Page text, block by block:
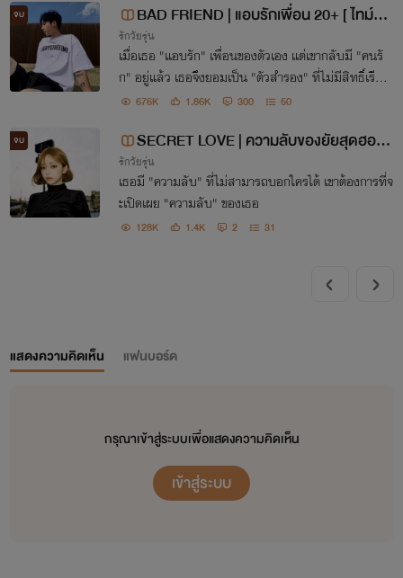
จบ
BAD FRIEND | แอบรักเพื่อน 20+ [ ไทม์ x
เวลา ]
รักวัยรุ่น
เมื่อเธอ "แอบรัก" เพื่อนของตัวเอง แต่เขากลับมี "คนรั
ก" อยู่แล้ว เธอจึงยอมเป็น "ตัวสำรอง" ที่ไม่มีสิทธิ์เรียก
ร้องอะไร
676K 1.86K 300 50
จบ
SECRET LOVE | ความลับของยัยสุดฮอต
20+ [ปาร์คฮุน x ยูรีเอล]
รักวัยรุ่น
เธอมี "ความลับ" ที่ไม่สามารถบอกใครได้ เขาต้องการที่จ
ะเปิดเผย "ความลับ" ของเธอ
128K 1.4K 2 31
แสดงความคิดเห็น แฟนบอร์ด
กรุณาเข้าสู่ระบบเพื่อแสดงความคิดเห็น
เข้าสู่ระบบ